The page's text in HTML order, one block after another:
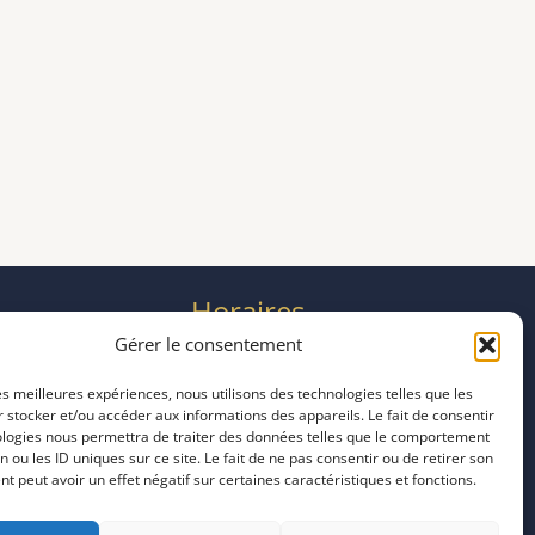
Gérer le consentement
meilleures expériences, nous utilisons des technologies telles que les
stocker et/ou accéder aux informations des appareils. Le fait de consentir
nous permettra de traiter des données telles que le comportement
ou les ID uniques sur ce site. Le fait de ne pas consentir ou de retirer son
peut avoir un effet négatif sur certaines caractéristiques et fonctions.
Horaires
mardi 11:00–23:00
jeudi 11:00–23:00
vendredi 11:00–23:00
samedi 11:00–20:00
dimanche 11:00–20:00